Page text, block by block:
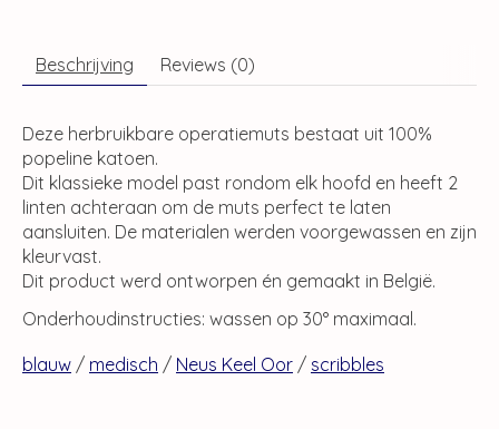
Beschrijving Reviews (0)
Deze herbruikbare operatiemuts bestaat uit 100%
popeline katoen.
Dit klassieke model past rondom elk hoofd en heeft 2
linten achteraan om de muts perfect te laten
aansluiten. De materialen werden voorgewassen en zijn
kleurvast.
Dit product werd ontworpen én gemaakt in België.
Onderhoudinstructies: wassen op 30° maximaal.
blauw / medisch / Neus Keel Oor / scribbles